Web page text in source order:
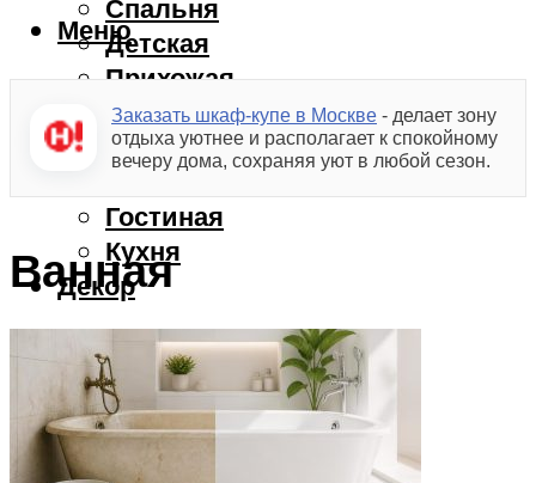
Спальня
Детская
Прихожая
Балкон
Ванная
Гардероб
Гостиная
Кухня
Декор
Меню
Меню
Заказать шкаф-купе в Москве - делает зону
отдыха уютнее и располагает к спокойному
вечеру дома, сохраняя уют в любой сезон.
Ванная